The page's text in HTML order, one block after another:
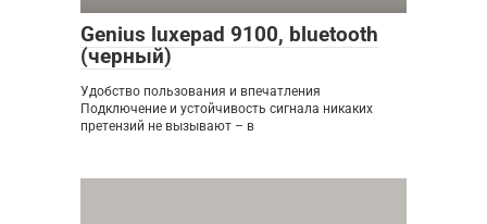
Genius luxepad 9100, bluetooth
(черный)
Удобство пользования и впечатления
Подключение и устойчивость сигнала никаких
претензий не вызывают – в